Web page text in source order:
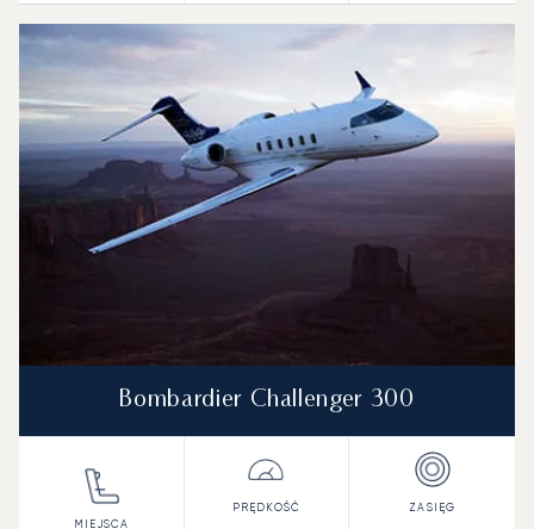
Bombardier Challenger 300